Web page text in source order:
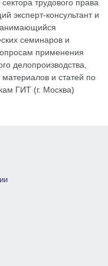
трудового права
эксперт-консультант и
семинаров и
применения
делопроизводства,
и статей по
ГИТ (г. Москва)